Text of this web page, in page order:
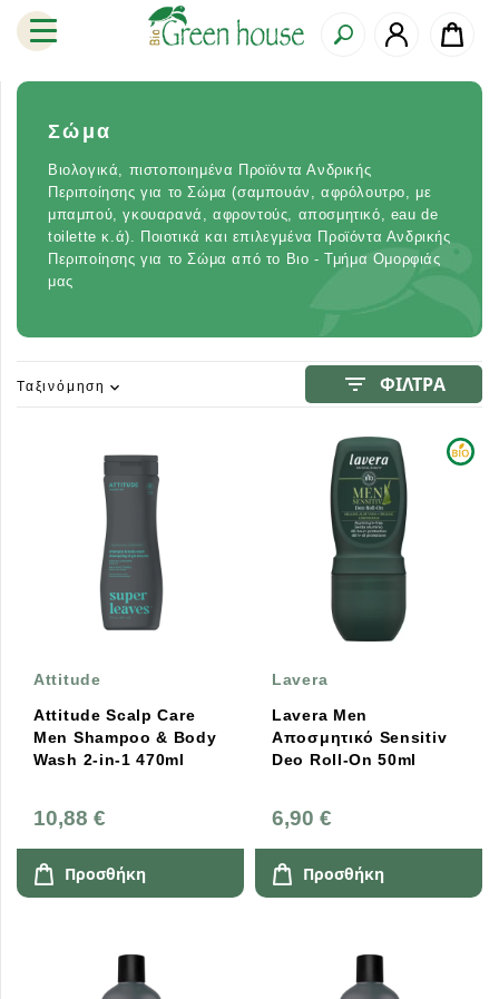
Σώμα
Βιολογικά, πιστοποιημένα Προϊόντα Ανδρικής
Περιποίησης για το Σώμα (σαμπουάν, αφρόλουτρο, με
μπαμπού, γκουαρανά, αφροντούς, αποσμητικό, eau de
toilette κ.ά). Ποιοτικά και επιλεγμένα Προϊόντα Ανδρικής
Περιποίησης για το Σώμα από το Βιο - Τμήμα Ομορφιάς
μας
Ταξινόμηση expand_more filter_list ΦΙΛΤΡΑ
Attitude
Attitude Scalp Care
Men Shampoo & Body
Wash 2-in-1 470ml
10,88 €
Προσθήκη
Lavera
Lavera Men
Αποσμητικό Sensitiv
Deo Roll-On 50ml
6,90 €
Προσθήκη